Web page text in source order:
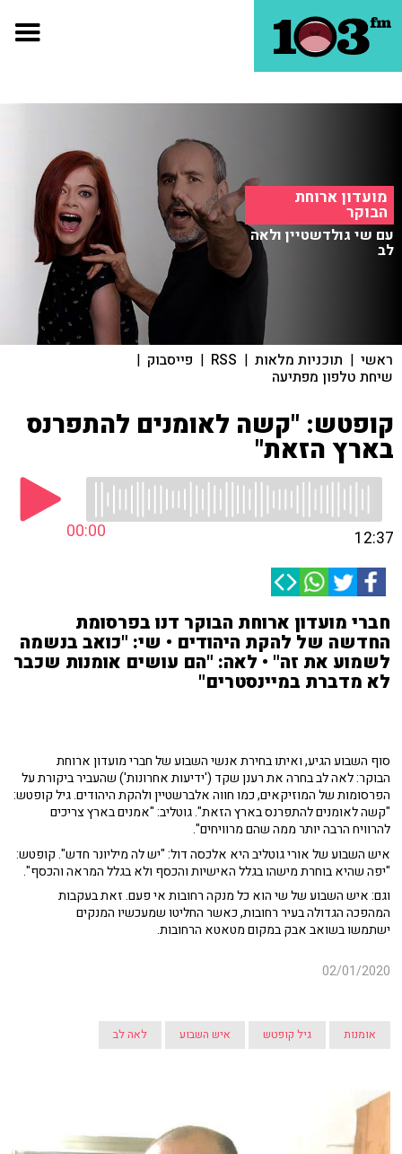
מועדון ארוחת
הבוקר
עם שי גולדשטיין ולאה
לב
ראשי | תוכניות מלאות |
RSS
| פייסבוק |
שיחת טלפון מפתיעה
קופטש: "קשה לאומנים להתפרנס
בארץ הזאת"
00:00 12:37
חברי מועדון ארוחת הבוקר דנו בפרסומת
החדשה של להקת היהודים • שי: "כואב בנשמה
לשמוע את זה" • לאה: "הם עושים אומנות שכבר
לא מדברת במיינסטרים"
סוף השבוע הגיע, ואיתו בחירת אנשי השבוע של חברי מועדון ארוחת
הבוקר: לאה לב בחרה את רענן שקד ('ידיעות אחרונות') שהעביר ביקורת על
הפרסומות של המוזיקאים, כמו חווה אלברשטיין ולהקת היהודים. גיל קופטש:
"קשה לאומנים להתפרנס בארץ הזאת". גוטליב: "אמנים בארץ צריכים
להרוויח הרבה יותר ממה שהם מרוויחים".
איש השבוע של אורי גוטליב היא אלכסה דול: "יש לה מיליונר חדש". קופטש:
"יפה שהיא בוחרת מישהו בגלל האישיות והכסף ולא בגלל המראה והכסף".
וגם: איש השבוע של שי הוא כל מנקה רחובות אי פעם. זאת בעקבות
המהפכה הגדולה בעיר רחובות, כאשר החליטו שמעכשיו המנקים
ישתמשו בשואב אבק במקום מטאטא הרחובות.
02/01/2020
אומנות גיל קופטש איש השבוע לאה לב